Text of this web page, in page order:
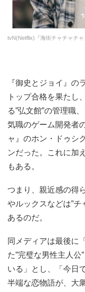
tvN(Netflix)『海街チャチャチ
『御史とジョイ』の
トップ合格を果たし
る”弘文館”の管理職
気職のゲーム開発者
ャ』のホン・ドゥシ
ンだった。これに加
もある。
つまり、親近感の得
やルックスなどは”
あるのだ。
同メディアは最後に
た”完璧な男性主人
いる」とし、「今日
半端な恋物語が、大